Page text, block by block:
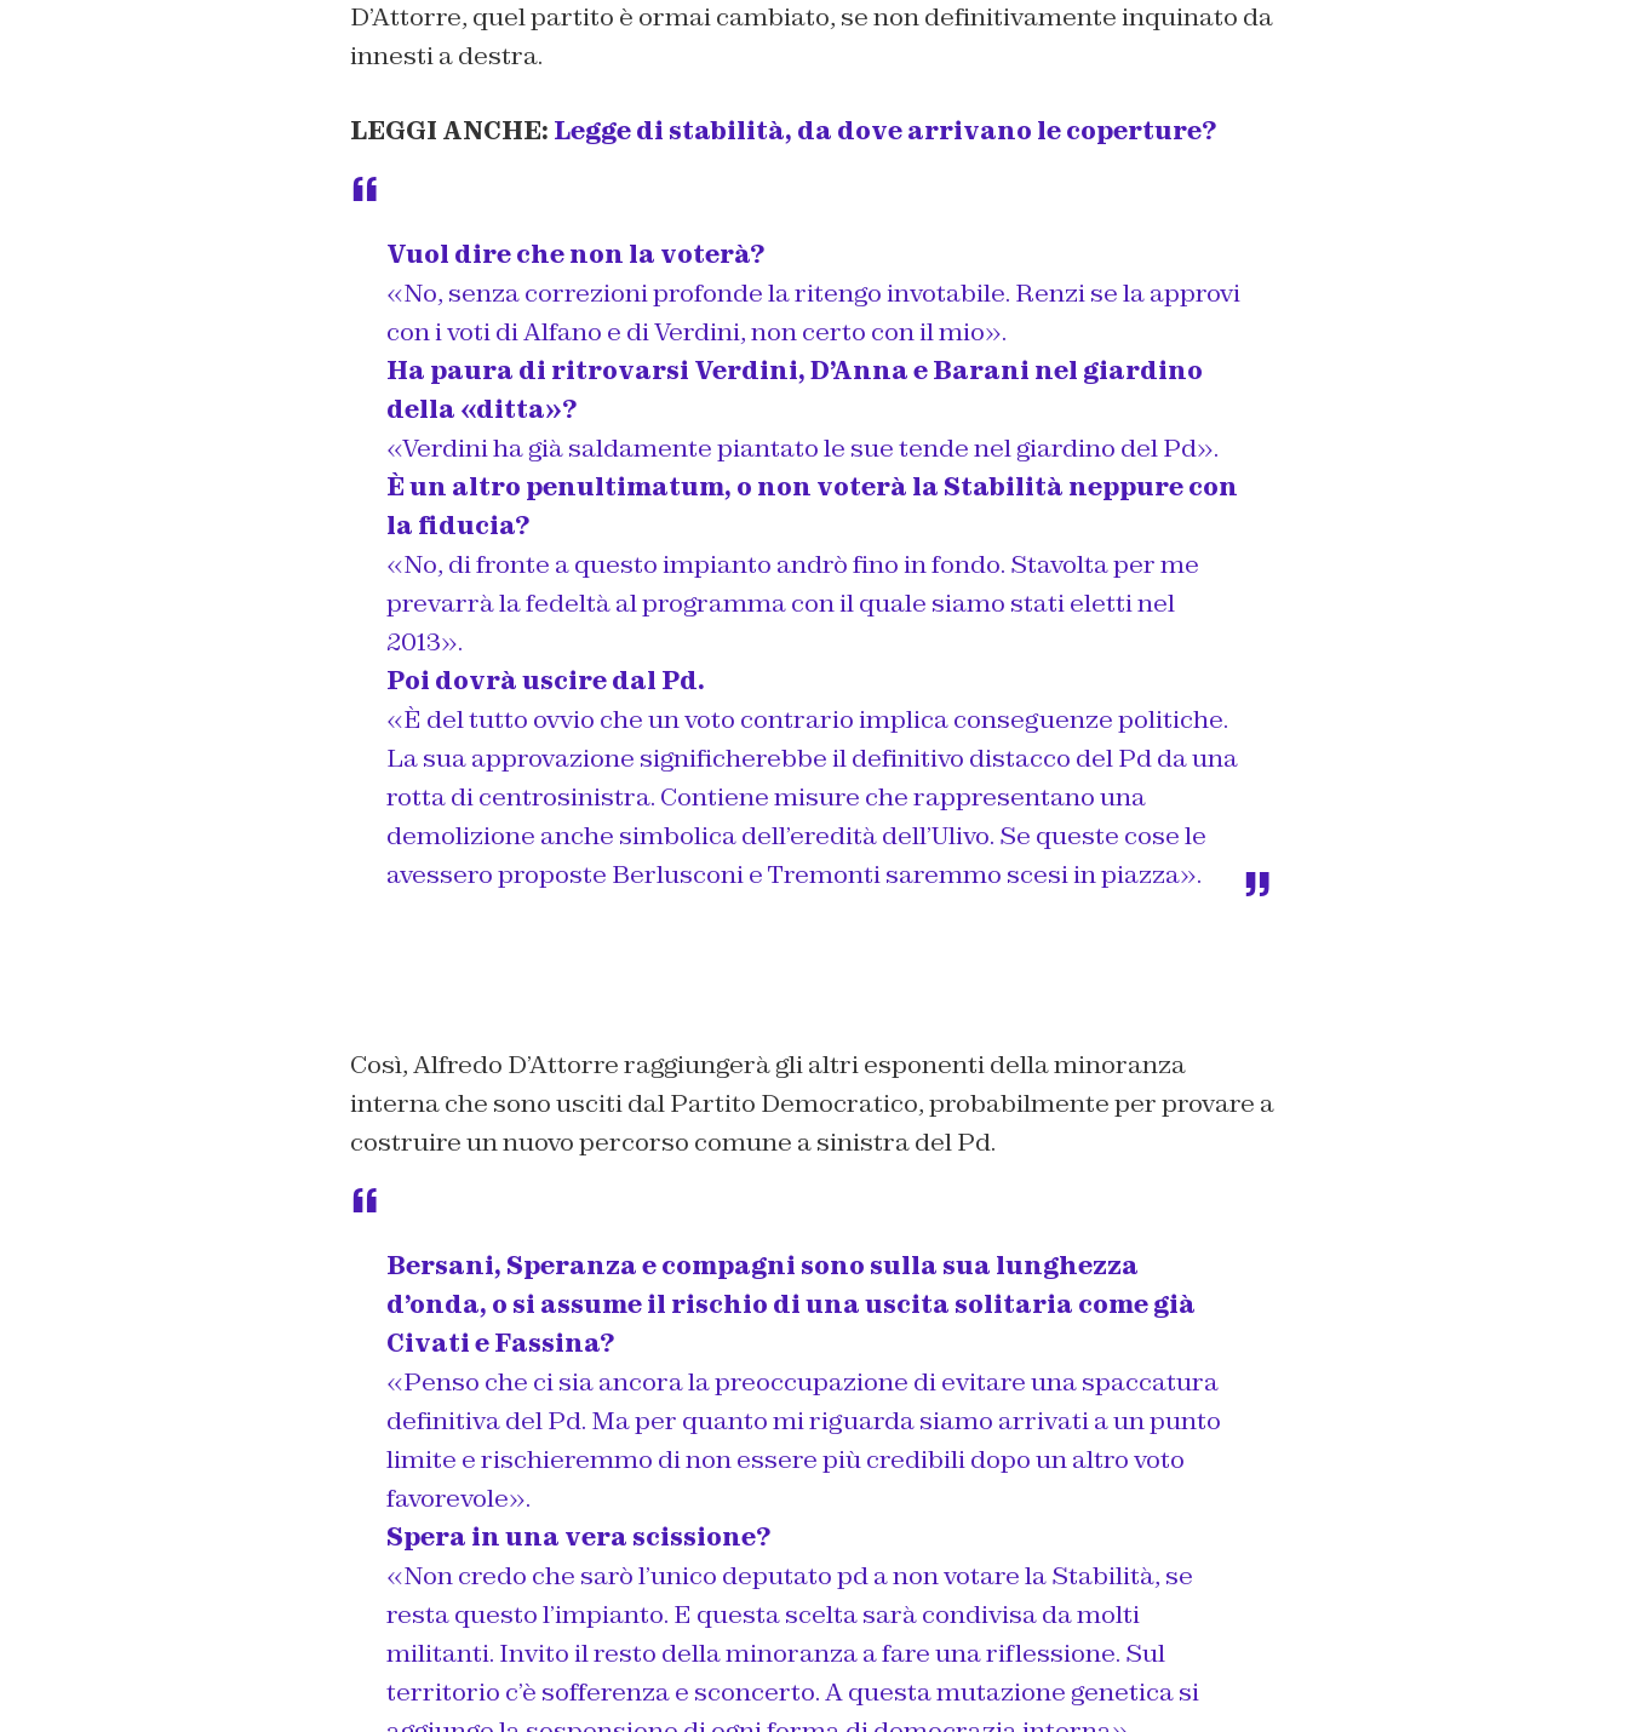
D’Attorre, quel partito è ormai cambiato, se non definitivamente inquinato da
innesti a destra.
LEGGI ANCHE: Legge di stabilità, da dove arrivano le coperture?
Vuol dire che non la voterà?
«No, senza correzioni profonde la ritengo invotabile. Renzi se la approvi
con i voti di Alfano e di Verdini, non certo con il mio».
Ha paura di ritrovarsi Verdini, D’Anna e Barani nel giardino
della «ditta»?
«Verdini ha già saldamente piantato le sue tende nel giardino del Pd».
È un altro penultimatum, o non voterà la Stabilità neppure con
la fiducia?
«No, di fronte a questo impianto andrò fino in fondo. Stavolta per me
prevarrà la fedeltà al programma con il quale siamo stati eletti nel
2013».
Poi dovrà uscire dal Pd.
«È del tutto ovvio che un voto contrario implica conseguenze politiche.
La sua approvazione significherebbe il definitivo distacco del Pd da una
rotta di centrosinistra. Contiene misure che rappresentano una
demolizione anche simbolica dell’eredità dell’Ulivo. Se queste cose le
avessero proposte Berlusconi e Tremonti saremmo scesi in piazza».
Così, Alfredo D’Attorre raggiungerà gli altri esponenti della minoranza
interna che sono usciti dal Partito Democratico, probabilmente per provare a
costruire un nuovo percorso comune a sinistra del Pd.
Bersani, Speranza e compagni sono sulla sua lunghezza
d’onda, o si assume il rischio di una uscita solitaria come già
Civati e Fassina?
«Penso che ci sia ancora la preoccupazione di evitare una spaccatura
definitiva del Pd. Ma per quanto mi riguarda siamo arrivati a un punto
limite e rischieremmo di non essere più credibili dopo un altro voto
favorevole».
Spera in una vera scissione?
«Non credo che sarò l’unico deputato pd a non votare la Stabilità, se
resta questo l’impianto. E questa scelta sarà condivisa da molti
militanti. Invito il resto della minoranza a fare una riflessione. Sul
territorio c’è sofferenza e sconcerto. A questa mutazione genetica si